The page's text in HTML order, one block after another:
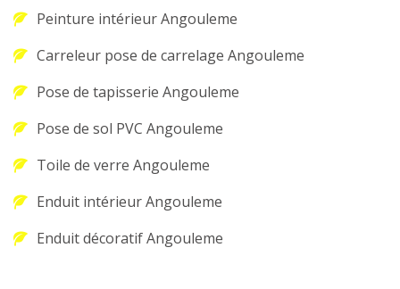
Peinture intérieur Angouleme
Carreleur pose de carrelage Angouleme
Pose de tapisserie Angouleme
Pose de sol PVC Angouleme
Toile de verre Angouleme
Enduit intérieur Angouleme
Enduit décoratif Angouleme